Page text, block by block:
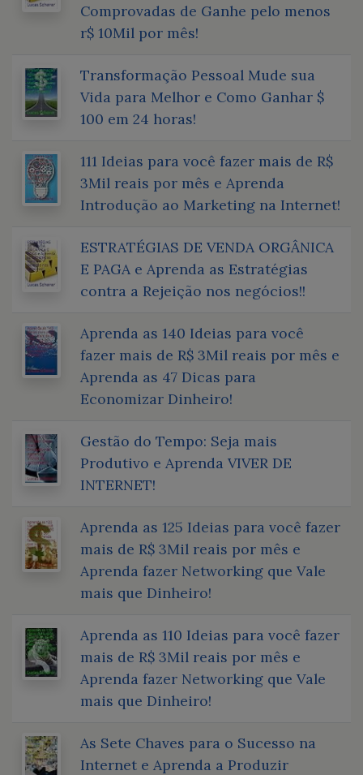
Comprovadas de Ganhe pelo menos
r$ 10Mil por mês!
Transformação Pessoal Mude sua
Vida para Melhor e Como Ganhar $
100 em 24 horas!
111 Ideias para você fazer mais de R$
3Mil reais por mês e Aprenda
Introdução ao Marketing na Internet!
ESTRATÉGIAS DE VENDA ORGÂNICA
E PAGA e Aprenda as Estratégias
contra a Rejeição nos negócios!!
Aprenda as 140 Ideias para você
fazer mais de R$ 3Mil reais por mês e
Aprenda as 47 Dicas para
Economizar Dinheiro!
Gestão do Tempo: Seja mais
Produtivo e Aprenda VIVER DE
INTERNET!
Aprenda as 125 Ideias para você fazer
mais de R$ 3Mil reais por mês e
Aprenda fazer Networking que Vale
mais que Dinheiro!
Aprenda as 110 Ideias para você fazer
mais de R$ 3Mil reais por mês e
Aprenda fazer Networking que Vale
mais que Dinheiro!
As Sete Chaves para o Sucesso na
Internet e Aprenda a Produzir